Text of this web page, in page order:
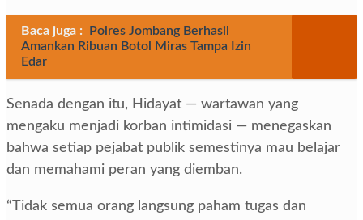
Baca juga :
Polres Jombang Berhasil
Amankan Ribuan Botol Miras Tampa Izin
Edar
Senada dengan itu, Hidayat — wartawan yang
mengaku menjadi korban intimidasi — menegaskan
bahwa setiap pejabat publik semestinya mau belajar
dan memahami peran yang diemban.
“Tidak semua orang langsung paham tugas dan